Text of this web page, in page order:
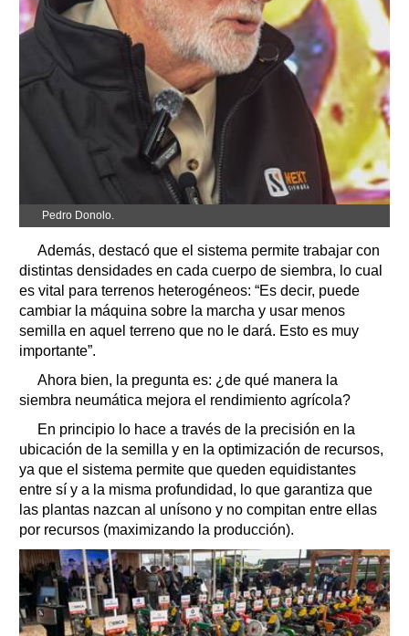
Pedro Donolo.
Además, destacó que el sistema permite trabajar con
distintas densidades en cada cuerpo de siembra, lo cual
es vital para terrenos heterogéneos: “Es decir, puede
cambiar la máquina sobre la marcha y usar menos
semilla en aquel terreno que no le dará. Esto es muy
importante”.
Ahora bien, la pregunta es: ¿de qué manera la
siembra neumática mejora el rendimiento agrícola?
En principio lo hace a través de la precisión en la
ubicación de la semilla y en la optimización de recursos,
ya que el sistema permite que queden equidistantes
entre sí y a la misma profundidad, lo que garantiza que
las plantas nazcan al unísono y no compitan entre ellas
por recursos (maximizando la producción).